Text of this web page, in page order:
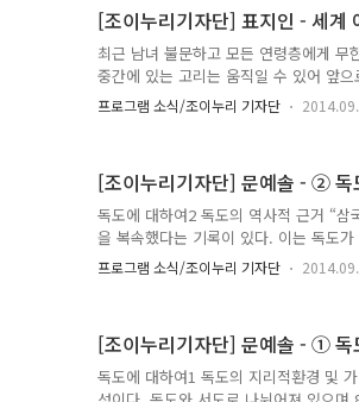
고 할 수 있습니다. 이 게임은 아시아..
[조이누리기자단] 표지인 - 세계
최근 남녀 불문하고 모든 연령층에게
중간에 있는 고리는 움직일 수 있어 앞
등 꽤 유용한 기능이 있다. 뿐만 아니라
니 전 세계적으로 핫한 신발이 된 이유
http://fashion.telegraph.co.uk/
프로그램 소식/조이누리 기자단
[조이누리기자단] 문예솔 - ② 독
독도에 대하여2 독도의 역사적 근거 “
을 복속했다는 기록이 있다. 이는 독도
기에 제작된 “세종실록지리지”, “동국
는 이름으로 함께 기재되었으며, 그 밖
에 편입되었고, 따라서 독도도 경상북
프로그램 소식/조이누리 기자단
[조이누리기자단] 문예솔 - ① 독
독도에 대하여1 독도의 지리적환경 및